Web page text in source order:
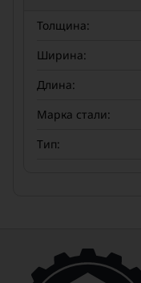
Толщина:
Ширина:
Длина:
Марка стали:
Тип: